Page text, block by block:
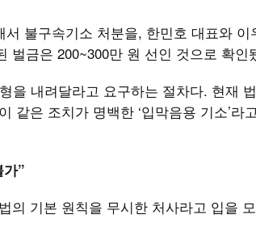
불구속기소 처분을, 한민호 대표와 이
벌금은 200~300만 원 선인 것으로 확인
을 내려달라고 요구하는 절차다. 현재
같은 조치가 명백한 ‘입막음용 기소’라
”
의 기본 원칙을 무시한 처사라고 입을